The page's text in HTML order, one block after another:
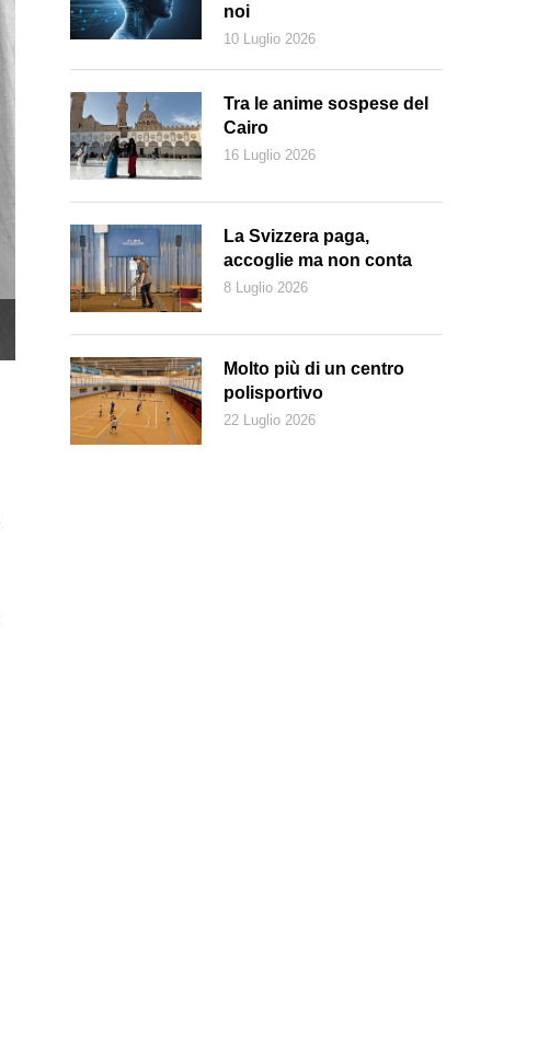
Charles Henri Hochstrasser in un’immagine scattata nel 1942 negli
noi
10 Luglio 2026
Tra le anime sospese del
Cairo
16 Luglio 2026
La Svizzera paga,
accoglie ma non conta
8 Luglio 2026
Molto più di un centro
polisportivo
22 Luglio 2026